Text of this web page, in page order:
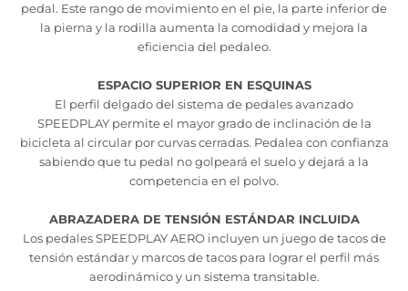
pedal. Este rango de movimiento en el pie, la parte inferior de
la pierna y la rodilla aumenta la comodidad y mejora la
eficiencia del pedaleo.
ESPACIO SUPERIOR EN ESQUINAS
El perfil delgado del sistema de pedales avanzado
SPEEDPLAY permite el mayor grado de inclinación de la
bicicleta al circular por curvas cerradas. Pedalea con confianza
sabiendo que tu pedal no golpeará el suelo y dejará a la
competencia en el polvo.
ABRAZADERA DE TENSIÓN ESTÁNDAR INCLUIDA
Los pedales SPEEDPLAY AERO incluyen un juego de tacos de
tensión estándar y marcos de tacos para lograr el perfil más
aerodinámico y un sistema transitable.